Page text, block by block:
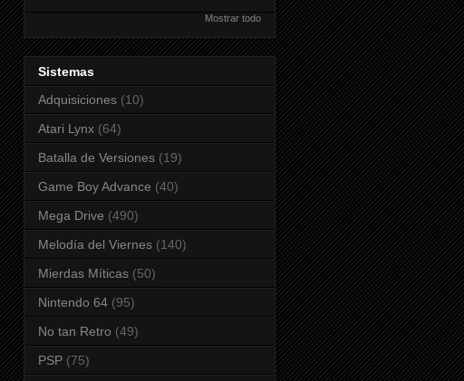
Mostrar todo
Sistemas
Adquisiciones (10)
Atari Lynx (64)
Batalla de Versiones (19)
Game Boy Advance (40)
Mega Drive (490)
Melodía del Viernes (140)
Mierdas Míticas (50)
Nintendo 64 (95)
No tan Retro (49)
PSP (75)